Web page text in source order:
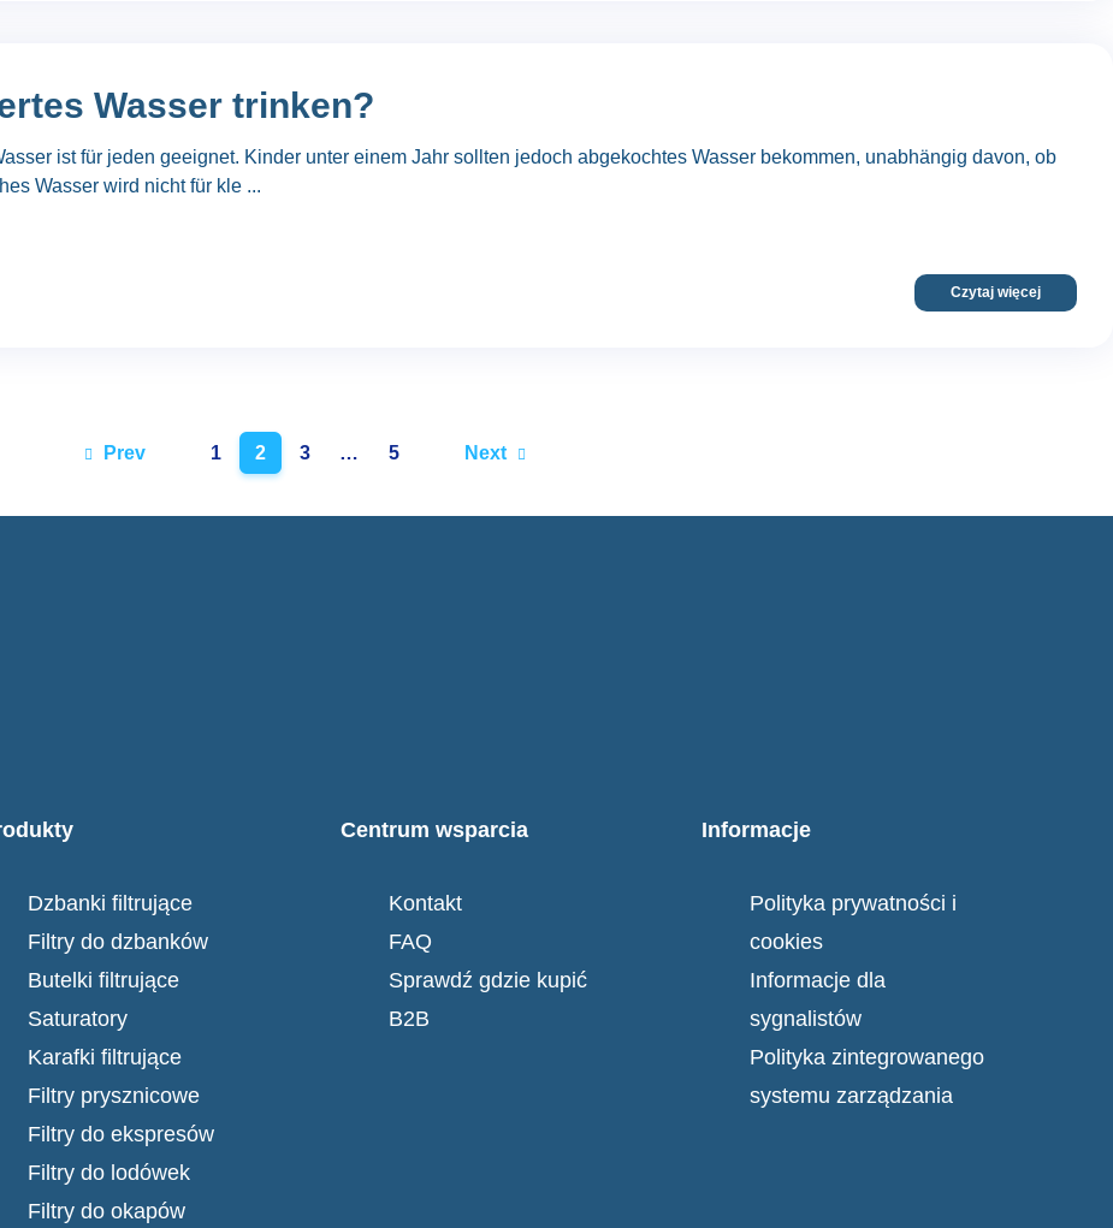
Wasser trinken?
ist für jeden geeignet. Kinder unter einem Jahr sollten jedoch abgekochtes Wasser bekommen, unabhängig davon, ob
Wasser wird nicht für kle ...
Czytaj więcej
Prev 1 2 3 … 5 Next
Dzbanki filtrujące
Filtry do dzbanków
Butelki filtrujące
Saturatory
Karafki filtrujące
Filtry prysznicowe
Filtry do ekspresów
Filtry do lodówek
Filtry do okapów
Centrum wsparcia
Kontakt
FAQ
Sprawdź gdzie kupić
B2B
Informacje
Polityka prywatności i
cookies
Informacje dla
sygnalistów
Polityka zintegrowanego
systemu zarządzania